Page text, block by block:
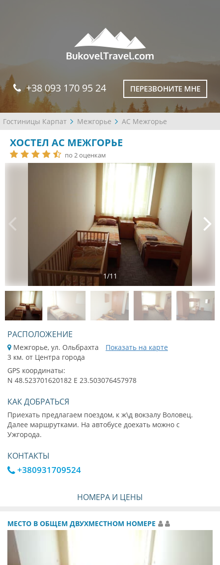
+38 093 170 95 24 ПЕРЕЗВОНИТЕ МНЕ
Гостиницы Карпат Межгорье АС Межгорье
ХОСТЕЛ АС МЕЖГОРЬЕ
по 2 оценкам
1/11
РАСПОЛОЖЕНИЕ
Межгорье, ул. Ольбрахта
Показать на карте
3 км. от Центра города
GPS координаты:
N 48.523701620182 E 23.503076457978
КАК ДОБРАТЬСЯ
Приехать предлагаем поездом, к ж\д вокзалу Воловец.
Далее маршрутками. На автобусе доехать можно с
Ужгорода.
КОНТАКТЫ
+380931709524
НОМЕРА И ЦЕНЫ
МЕСТО В ОБЩЕМ ДВУХМЕСТНОМ НОМЕРЕ